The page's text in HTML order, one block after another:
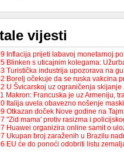
vijesti
Inflacija prijeti labavoj monetarnoj
Blinken s uticajnim kolegama:
Turistička industrija upozorava na
Borelj očekuje da se ruska vakcina
U Švicarskoj uz ograničenja
Makron: Francuska je uz Armeniju,
Italija uvela obavezno nošenje
Otkazan doček Nove godine na
"Zid mama' protiv rasizma i
Huawei organizira online samit o
Ukupan broj zaraženih u Brazilu
EU će do ponoći odobriti listu